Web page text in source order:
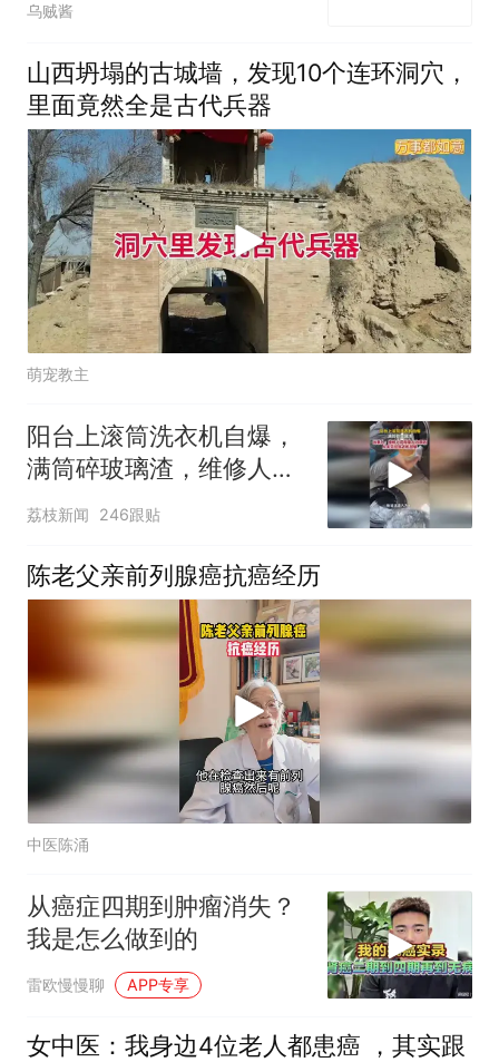
乌贼酱
山西坍塌的古城墙，发现10个连环洞穴，
里面竟然全是古代兵器
萌宠教主
阳台上滚筒洗衣机自爆，
满筒碎玻璃渣，维修人员
称是人为原因，从未见过
洗衣机自爆
荔枝新闻 246跟贴
陈老父亲前列腺癌抗癌经历
中医陈涌
从癌症四期到肿瘤消失？
我是怎么做到的
雷欧慢慢聊 APP专享
女中医：我身边4位老人都患癌 ，其实跟